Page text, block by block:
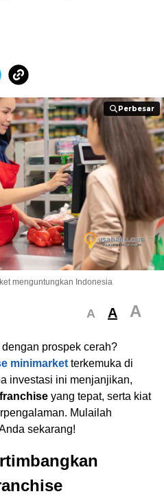
Perbesar
Perbesar
menguntungkan Indonesia
A A A
prospek cerah?
minimarket terkemuka di
investasi ini menjanjikan,
franchise yang tepat, serta kiat
Mulailah
sekarang!